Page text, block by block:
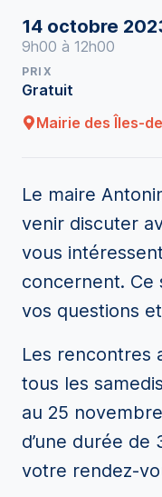
14 octobre
9h00 à 12h00
PRIX
Gratuit
Mairie des Îles-
Le maire
venir discuter
vous
concernent. Ce
vos questions
Les rencontres
tous les
au 25
d’une durée de
votre rendez-